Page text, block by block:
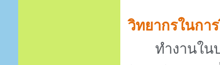
วิทยากรในก
ทำงานในบ